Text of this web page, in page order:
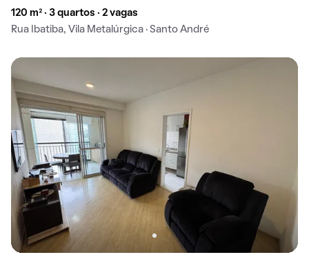
120 m² · 3 quartos · 2 vagas
Rua Ibatiba, Vila Metalúrgica · Santo André